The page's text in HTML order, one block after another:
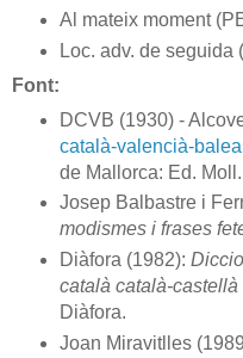
Al mateix moment
Loc. adv. de seguida
Font:
DCVB (1930) -
català-valencià-
de Mallorca: Ed. Moll.
Josep Balbastre i
modismes i frases
Diàfora (1982):
català català-castellà
Diàfora.
Joan Miravitlles